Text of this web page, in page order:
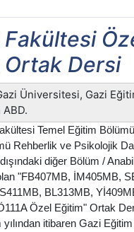
Ortak Dersi
Üniversitesi, Gazi
Temel Eğitim
Rehberlik ve Psikolojik
diğer Bölüm /
"FB407MB, İM405MB,
BL313MB,
Özel Eğitim" Ortak
itibaren Gazi